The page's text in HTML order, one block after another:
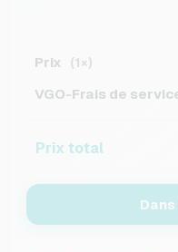
Prix (1×)
VGO-Frais de
Prix total